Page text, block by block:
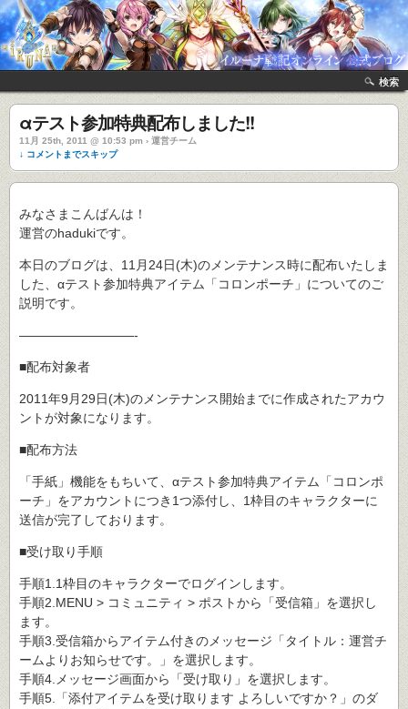
検索
αテスト参加特典配布しました!!
11月 25th, 2011 @ 10:53 pm › 運営チーム
↓ コメントまでスキップ
みなさまこんばんは！
運営のhadukiです。
本日のブログは、11月24日(木)のメンテナンス時に配布いたしま
した、αテスト参加特典アイテム「コロンポーチ」についてのご
説明です。
―――――――――-
■配布対象者
2011年9月29日(木)のメンテナンス開始までに作成されたアカウ
ントが対象になります。
■配布方法
「手紙」機能をもちいて、αテスト参加特典アイテム「コロンポ
ーチ」をアカウントにつき1つ添付し、1枠目のキャラクターに
送信が完了しております。
■受け取り手順
手順1.1枠目のキャラクターでログインします。
手順2.MENU > コミュニティ > ポストから「受信箱」を選択し
ます。
手順3.受信箱からアイテム付きのメッセージ「タイトル：運営チ
ームよりお知らせです。」を選択します。
手順4.メッセージ画面から「受け取り」を選択します。
手順5.「添付アイテムを受け取ります よろしいですか？」のダ